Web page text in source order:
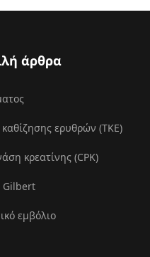
άρθρα
ερυθρών (ΤΚΕ)
κρεατίνης (CPK)
Gilbert
εμβόλιο